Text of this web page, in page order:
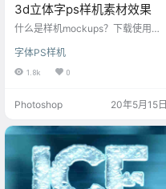
3d立体字ps样机素材效果
什么是样机mockups？下载使用这
生成提高你的工作效率，每一个样
机素材高清可印刷，字体样式样机
选，助你打造炫酷文字logo样机！
ockups样机素材的各种需求。
字体PS样机
1.8k 0
Photoshop 20年5月15日